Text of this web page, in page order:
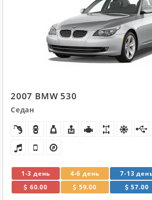
2007 BMW 530
Седан
1-3 день 4-6 день 7-13
60.00
59.00 57.00